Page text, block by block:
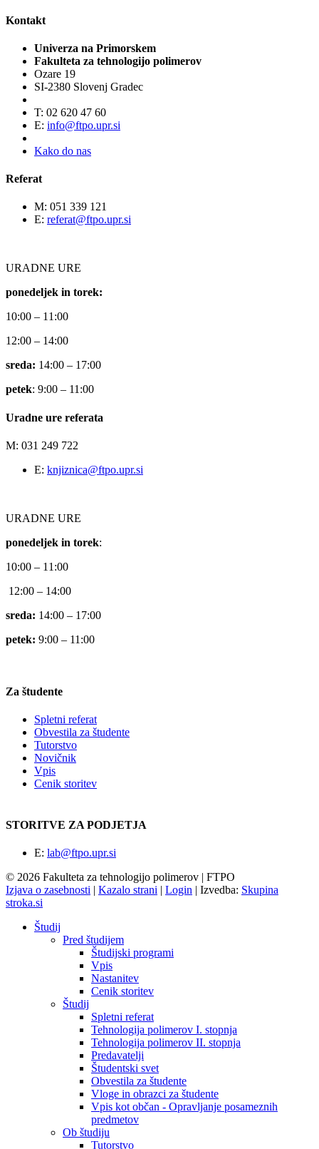
Kontakt
Univerza na Primorskem
Fakulteta za tehnologijo polimerov
Ozare 19
SI-2380 Slovenj Gradec
T: 02 620 47 60
E: info@ftpo.upr.si
Kako do nas
Referat
M: 051 339 121
E: referat@ftpo.upr.si
URADNE URE
ponedeljek in torek:
10:00 – 11:00
12:00 – 14:00
sreda: 14:00 – 17:00
petek: 9:00 – 11:00
Uradne ure referata
M: 031 249 722
E: knjiznica@ftpo.upr.si
URADNE URE
ponedeljek in torek:
10:00 – 11:00
12:00 – 14:00
sreda: 14:00 – 17:00
petek: 9:00 – 11:00
Za študente
Spletni referat
Obvestila za študente
Tutorstvo
Novičnik
Vpis
Cenik storitev
STORITVE ZA PODJETJA
E: lab@ftpo.upr.si
© 2026 Fakulteta za tehnologijo polimerov | FTPO
Izjava o zasebnosti | Kazalo strani | Login | Izvedba: Skupina
stroka.si
Študij
Pred študijem
Študijski programi
Vpis
Nastanitev
Cenik storitev
Študij
Spletni referat
Tehnologija polimerov I. stopnja
Tehnologija polimerov II. stopnja
Predavatelji
Študentski svet
Obvestila za študente
Vloge in obrazci za študente
Vpis kot občan - Opravljanje posameznih
predmetov
Ob študiju
Tutorstvo